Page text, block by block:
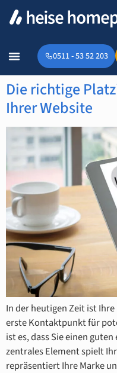
0511 - 53 52 203
Die richtige
Ihrer Website
In der heutigen Zeit ist
erste Kontaktpunkt für
ist es, dass Sie einen
zentrales Element spielt
repräsentiert Ihre Marke